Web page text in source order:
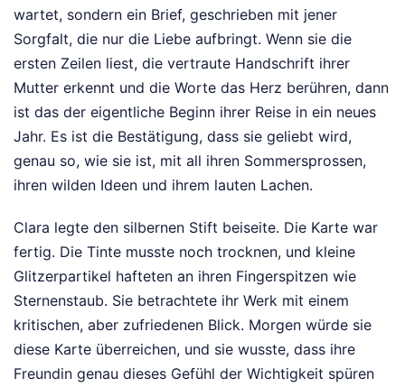
wartet, sondern ein Brief, geschrieben mit jener
Sorgfalt, die nur die Liebe aufbringt. Wenn sie die
ersten Zeilen liest, die vertraute Handschrift ihrer
Mutter erkennt und die Worte das Herz berühren, dann
ist das der eigentliche Beginn ihrer Reise in ein neues
Jahr. Es ist die Bestätigung, dass sie geliebt wird,
genau so, wie sie ist, mit all ihren Sommersprossen,
ihren wilden Ideen und ihrem lauten Lachen.
Clara legte den silbernen Stift beiseite. Die Karte war
fertig. Die Tinte musste noch trocknen, und kleine
Glitzerpartikel hafteten an ihren Fingerspitzen wie
Sternenstaub. Sie betrachtete ihr Werk mit einem
kritischen, aber zufriedenen Blick. Morgen würde sie
diese Karte überreichen, und sie wusste, dass ihre
Freundin genau dieses Gefühl der Wichtigkeit spüren